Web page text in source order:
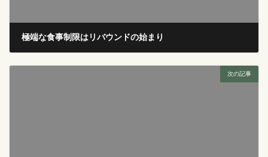
極端な食事制限はリバウンドの始まり
次の記事